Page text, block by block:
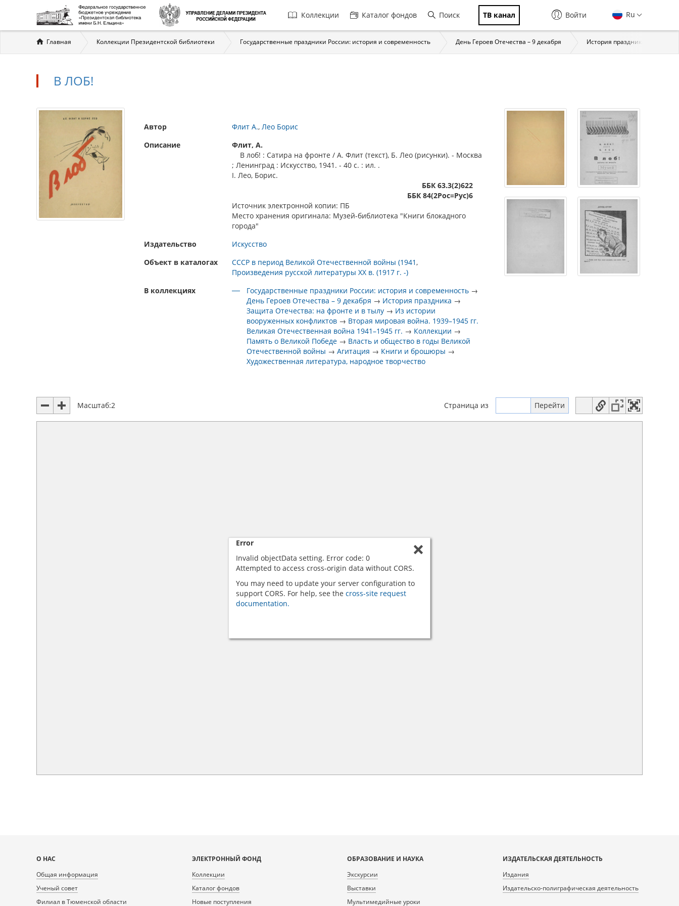
Главная
навигация
Коллекции Каталог фондов Поиск ТВ канал Ru
Войти
Вы
здесь
Главная Коллекции Президентской библиотеки Государственные праздники России: история и современность День Героев Отечества – 9 декабря История праздника
В ЛОБ!
Автор Флит А. Лео Борис
Описание
Флит, А.
В лоб! : Сатира на фронте / А. Флит (текст), Б. Лео (рисунки). - Москва
; Ленинград : Искусство, 1941. - 40 с. : ил. .
I. Лео, Борис.
ББК 63.3(2)622
ББК 84(2Рос=Рус)6
Источник электронной копии: ПБ
Место хранения оригинала: Музей-библиотека "Книги блокадного
города"
Издательство
Искусство
Объект в каталогах
СССР в период Великой Отечественной войны (1941
Произведения русской литературы XX в. (1917 г. -)
В коллекциях
Государственные праздники России: история и современность →
День Героев Отечества – 9 декабря → История праздника →
Защита Отечества: на фронте и в тылу → Из истории
вооруженных конфликтов → Вторая мировая война. 1939–1945 гг.
Великая Отечественная война 1941–1945 гг. → Коллекции →
Память о Великой Победе → Власть и общество в годы Великой
Отечественной войны →Агитация → Книги и брошюры →
Художественная литература, народное творчество
Масштаб:2 Страница из
Error
Invalid objectData setting. Error code: 0
Attempted to access cross-origin data without CORS.
You may need to update your server configuration to
support CORS. For help, see the cross-site request
documentation.
Карта
сайта
О НАС
Общая информация
Ученый совет
Филиал в Тюменской области
ЭЛЕКТРОННЫЙ ФОНД
Коллекции
Каталог фондов
Новые поступления
ОБРАЗОВАНИЕ И НАУКА
Экскурсии
Выставки
Мультимедийные уроки
ИЗДАТЕЛЬСКАЯ ДЕЯТЕЛЬНОСТЬ
Издания
Издательско-полиграфическая деятельность